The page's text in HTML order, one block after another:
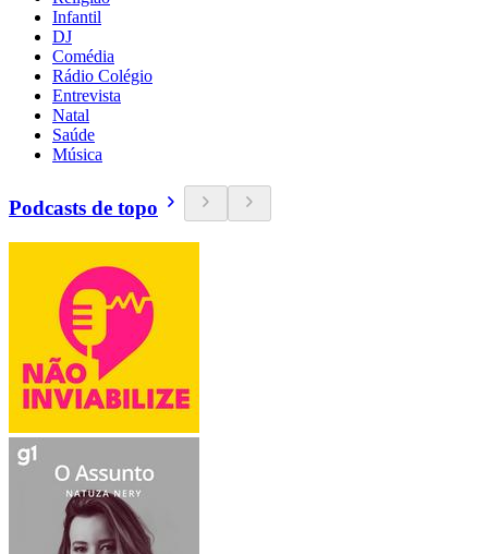
Infantil
DJ
Comédia
Rádio Colégio
Entrevista
Natal
Saúde
Música
Podcasts de topo